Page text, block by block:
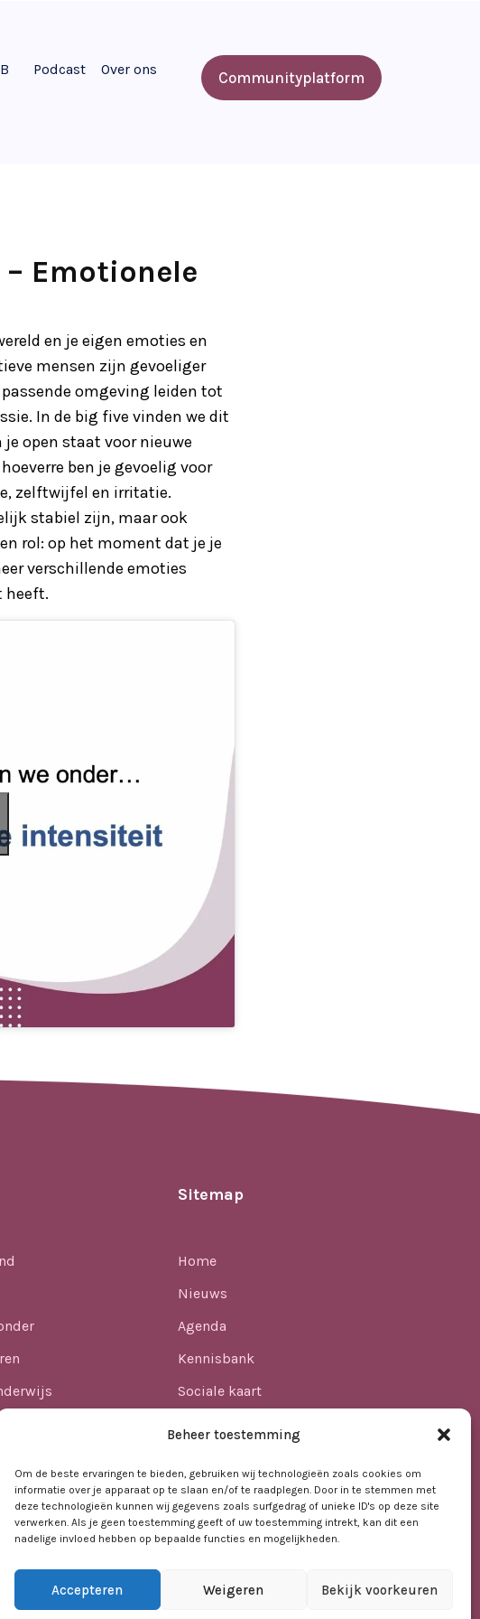
Beheer toestemming
Om de beste ervaringen te bieden, gebruiken wij technologieën zoals cookies om
informatie over je apparaat op te slaan en/of te raadplegen. Door in te stemmen met
deze technologieën kunnen wij gegevens zoals surfgedrag of unieke ID's op deze site
verwerken. Als je geen toestemming geeft of uw toestemming intrekt, kan dit een
nadelige invloed hebben op bepaalde functies en mogelijkheden.
Accepteren Weigeren Bekijk voorkeuren
Podcast Over ons Communityplatform
Emotionele
en je eigen emoties en
mensen zijn gevoeliger
omgeving leiden tot
In de big five vinden we dit
open staat voor nieuwe
ben je gevoelig voor
zelftwijfel en irritatie.
stabiel zijn, maar ook
rol: op het moment dat je je
verschillende emoties
heeft.
identificeren
in het VO
Sitemap
Home
Nieuws
Agenda
Kennisbank
Sociale kaart